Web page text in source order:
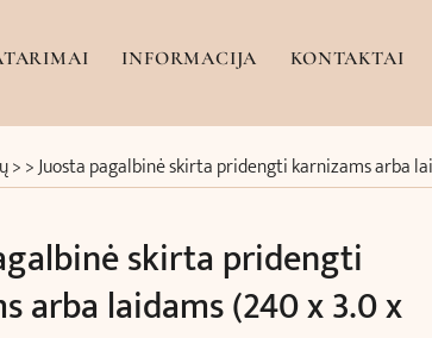
INFORMACIJA KONTAKTAI
> >Juosta pagalbinė skirta pridengti karnizams arba
skirta pridengti
arba laidams (240 x 3.0 x